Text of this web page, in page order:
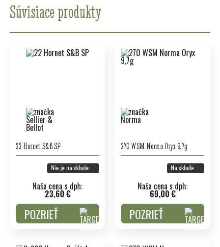
Súvisiace produkty
22 Hornet S&B SP
Nie je na sklade
Naša cena s dph:
23,60 €
POZRIEŤ
270 WSM Norma Oryx 9,7g
Na sklade
Naša cena s dph:
69,00 €
POZRIEŤ